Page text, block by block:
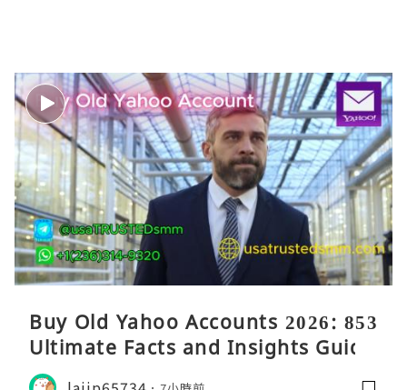
Buy Old Yahoo Accounts 2026: 853
Ultimate Facts and Insights Guide